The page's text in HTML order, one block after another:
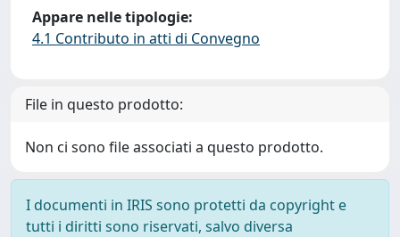
Appare nelle tipologie:
4.1 Contributo in atti di Convegno
File in questo prodotto:
Non ci sono file associati a questo prodotto.
I documenti in IRIS sono protetti da copyright e
tutti i diritti sono riservati, salvo diversa